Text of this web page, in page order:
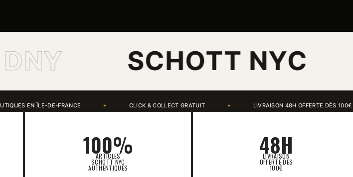
SCHOTT NYC ÎLE-
CLICK & COLLECT GRATUIT LIVRAISON 48H OFFERTE DÈS 100€ D'ACHAT ✦ ALMA 3X
100%
ARTICLES
SCHOTT NYC
AUTHENTIQUES
48H
LIVRAISON
OFFERTE DÈS
100€